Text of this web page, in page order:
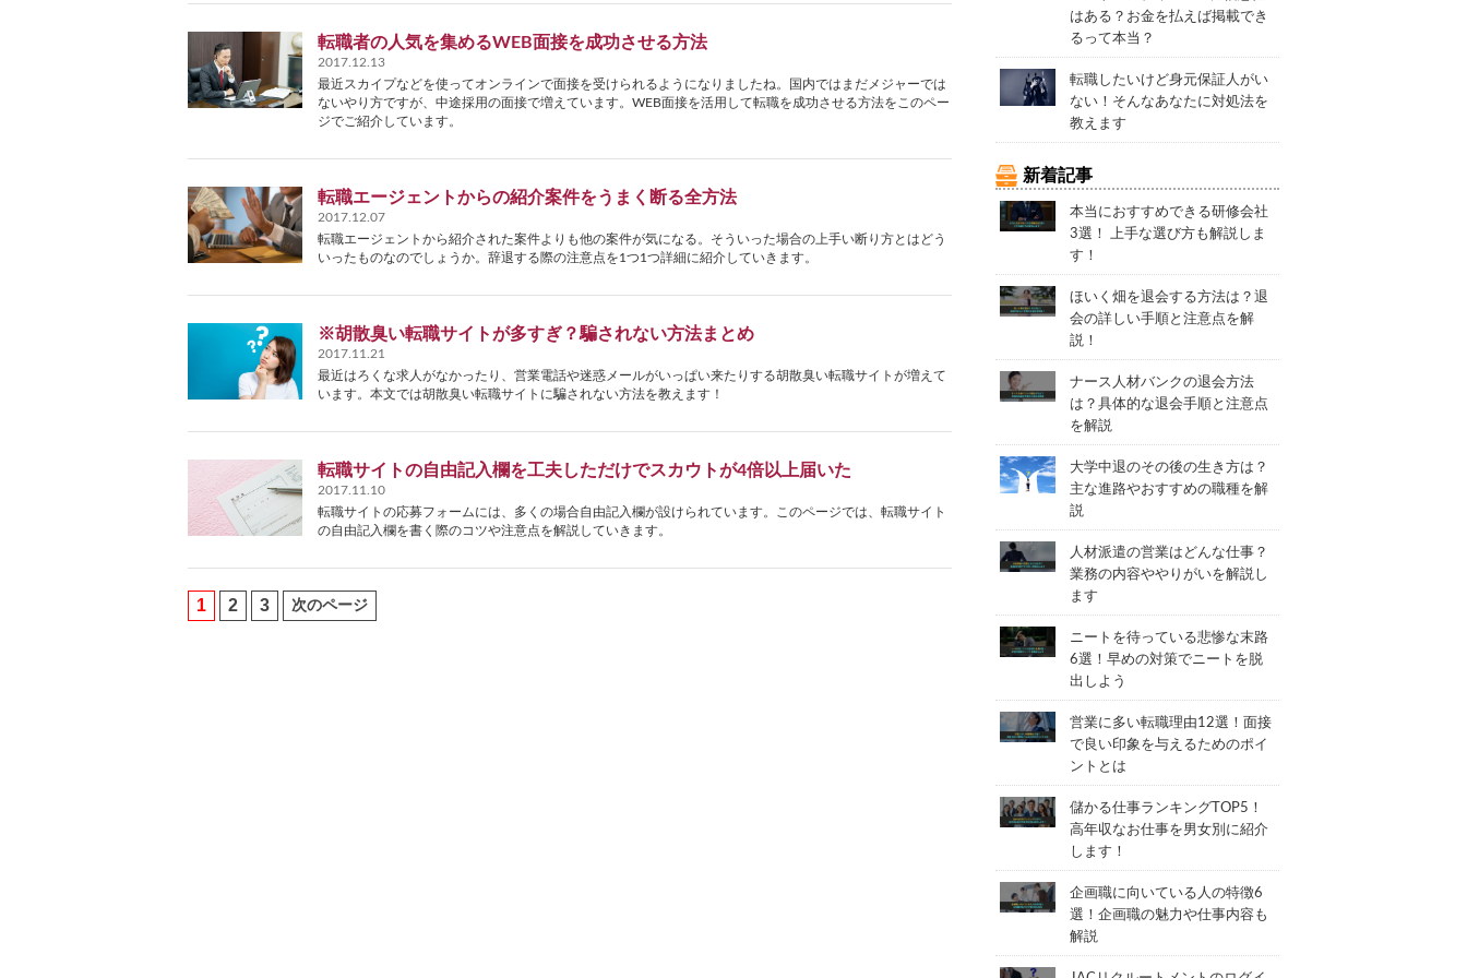
転職者の人気を集めるWEB面接を成功させる方法
2017.12.13
最近スカイプなどを使ってオンラインで面接を受けられるようになりましたね。国内ではまだメジャーでは
ないやり方ですが、中途採用の面接で増えています。WEB面接を活用して転職を成功させる方法をこのペー
ジでご紹介しています。
転職エージェントからの紹介案件をうまく断る全方法
2017.12.07
転職エージェントから紹介された案件よりも他の案件が気になる。そういった場合の上手い断り方とはどう
いったものなのでしょうか。辞退する際の注意点を1つ1つ詳細に紹介していきます。
※胡散臭い転職サイトが多すぎ？騙されない方法まとめ
2017.11.21
最近はろくな求人がなかったり、営業電話や迷惑メールがいっぱい来たりする胡散臭い転職サイトが増えて
います。本文では胡散臭い転職サイトに騙されない方法を教えます！
転職サイトの自由記入欄を工夫しただけでスカウトが4倍以上届いた
2017.11.10
転職サイトの応募フォームには、多くの場合自由記入欄が設けられています。このページでは、転職サイト
の自由記入欄を書く際のコツや注意点を解説していきます。
1 2 3 次のページ
はある？お金を払えば掲載でき
るって本当？
転職したいけど身元保証人がい
ない！そんなあなたに対処法を
教えます
新着記事
本当におすすめできる研修会社
3選！ 上手な選び方も解説しま
す！
ほいく畑を退会する方法は？退
会の詳しい手順と注意点を解
説！
ナース人材バンクの退会方法
は？具体的な退会手順と注意点
を解説
大学中退のその後の生き方は？
主な進路やおすすめの職種を解
説
人材派遣の営業はどんな仕事？
業務の内容ややりがいを解説し
ます
ニートを待っている悲惨な末路
6選！早めの対策でニートを脱
出しよう
営業に多い転職理由12選！面接
で良い印象を与えるためのポイ
ントとは
儲かる仕事ランキングTOP5！
高年収なお仕事を男女別に紹介
します！
企画職に向いている人の特徴6
選！企画職の魅力や仕事内容も
解説